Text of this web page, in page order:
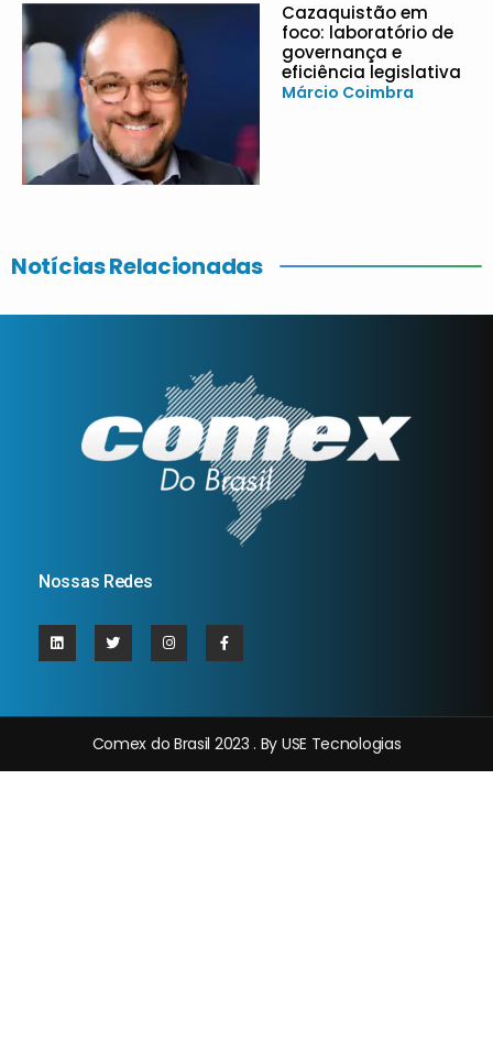
Cazaquistão em
foco: laboratório de
governança e
eficiência legislativa
Márcio Coimbra
Notícias Relacionadas
Nossas Redes
Comex do Brasil 2023 . By USE Tecnologias